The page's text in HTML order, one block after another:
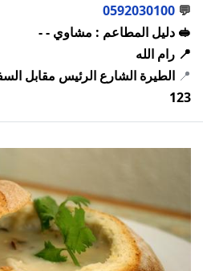
💬
0592030100
🥪 دليل المطاعم : مشاوي - -
📍 رام الله
📍
123